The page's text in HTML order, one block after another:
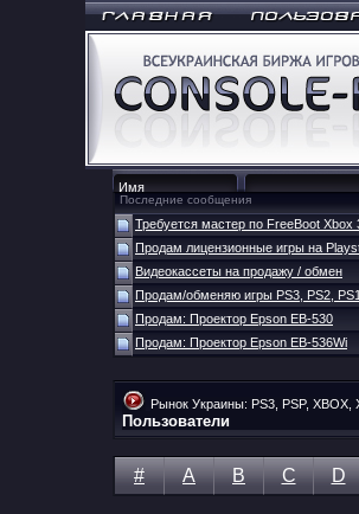
Последние сообщения
Требуется мастер по FreeBoot Xbox
Продам лицензионные игры на
Видеокассеты на продажу / обмен
Продам/обменяю игры PS3, PS2,
Продам: Проектор Epson EB-530
Продам: Проектор Epson EB-536Wi
Рынок Украины: PS3, PSP, XBOX,
Пользователи
# A B C D